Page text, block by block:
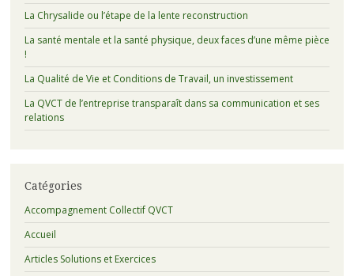
La Chrysalide ou l’étape de la lente reconstruction
La santé mentale et la santé physique, deux faces d’une même pièce
!
La Qualité de Vie et Conditions de Travail, un investissement
La QVCT de l’entreprise transparaît dans sa communication et ses
relations
Catégories
Accompagnement Collectif QVCT
Accueil
Articles Solutions et Exercices